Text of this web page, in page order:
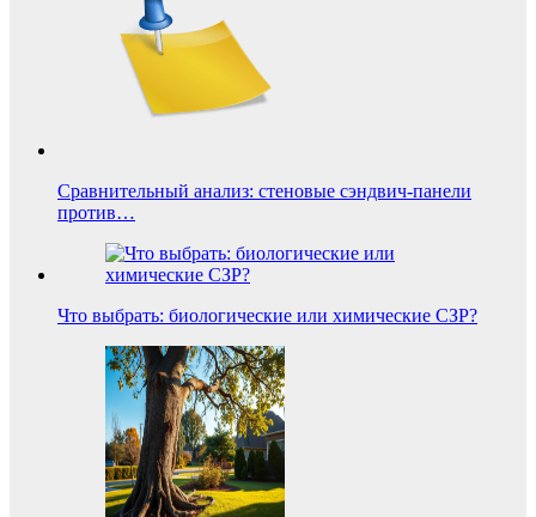
Сравнительный анализ: стеновые сэндвич-панели
против…
Что выбрать: биологические или химические СЗР?